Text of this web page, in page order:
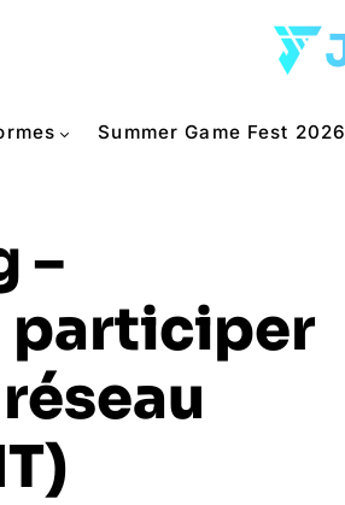
Summer Game Fest 2026
–
participer